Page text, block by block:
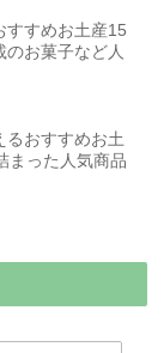
すすめお土産15
のお菓子など人
るおすすめお土
まった人気商品